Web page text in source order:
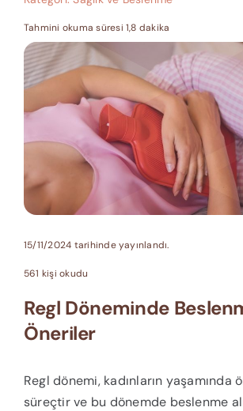
Tahmini okuma süresi 1,8 dakika
15/11/2024 tarihinde yayınlandı.
561 kişi okudu
Regl Döneminde
Öneriler
Regl dönemi, kadınların yaşamında
süreçtir ve bu dönemde beslenme